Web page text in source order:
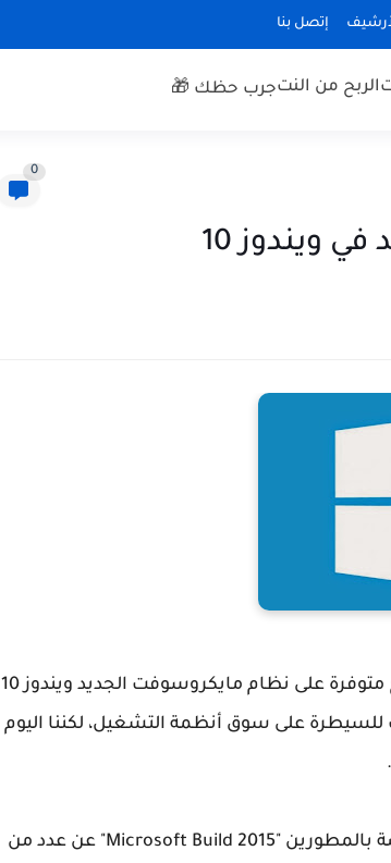
إتصل بنا
الربح من النتجرب حظك 🎁
0
ويندوز 10
منذ أيام بتنا نعرف أن تطبيقات نظامي أندرويد و iOS ستصبح متوفرة على نظام مايكروسوفت الجديد ويندوز 10
على سوق أنظمة التشغيل، لكننا اليوم
و كانت مايكروسوفت قد كشفت على هامش فعاليتها الخاصة بالمطورين "Microsoft Build 2015" عن عدد من